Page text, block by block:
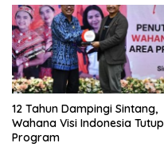
12 Tahun Dampingi Sintang,
Wahana Visi Indonesia Tutup
Program